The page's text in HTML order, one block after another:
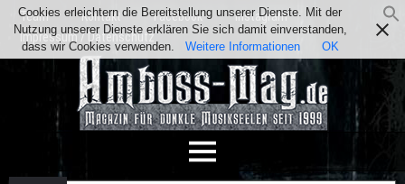
Team Kontakt Facebook
Instagram
Impressum / Datenschutz
Cookies erleichtern die Bereitstellung unserer Dienste. Mit der
Nutzung unserer Dienste erklären Sie sich damit einverstanden,
dass wir Cookies verwenden.
Weitere Informationen OK